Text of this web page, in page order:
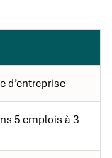
d’entreprise
5 emplois à 3